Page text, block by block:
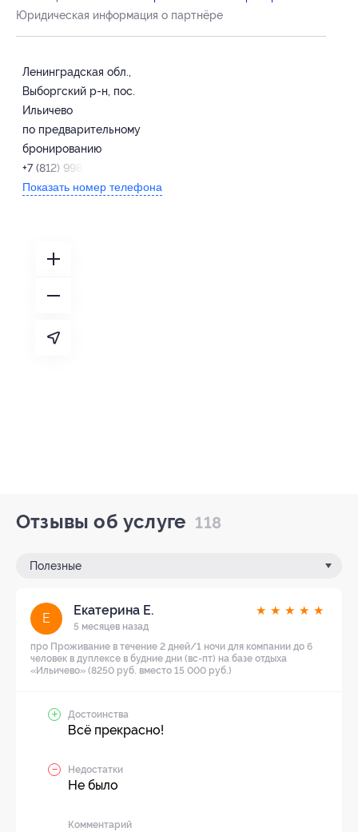
Юридическая информация о партнёре
Ленинградская обл.,
Выборгский р-н, пос.
Ильичево
по предварительному
бронированию
+7 (812) 998-55-28
Показать номер телефона
Отзывы об услуге 118
Полезные
Е
Екатерина Е.
5 месяцев назад
★ ★ ★ ★ ★
про Проживание в течение 2 дней/1 ночи для компании до 6
человек в дуплексе в будние дни (вс-пт) на базе отдыха
«Ильичево» (8250 руб. вместо 15 000 руб.)
Достоинства
Всё прекрасно!
Недостатки
Не было
Комментарий